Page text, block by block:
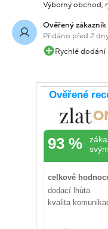
Výborný obchod,
Ověřený zákazník
Přidáno před 2
Rychlé dodání